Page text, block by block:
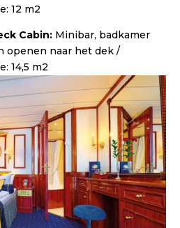
12 m2
Cabin: Minibar, badkamer
openen naar het dek /
14,5 m2